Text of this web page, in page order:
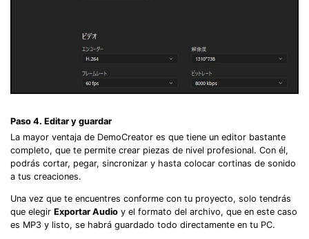
Paso 4. Editar y guardar
La mayor ventaja de DemoCreator es que tiene un editor bastante
completo, que te permite crear piezas de nivel profesional. Con él,
podrás cortar, pegar, sincronizar y hasta colocar cortinas de sonido
a tus creaciones.
Una vez que te encuentres conforme con tu proyecto, solo tendrás
que elegir Exportar Audio y el formato del archivo, que en este caso
es MP3 y listo, se habrá guardado todo directamente en tu PC.